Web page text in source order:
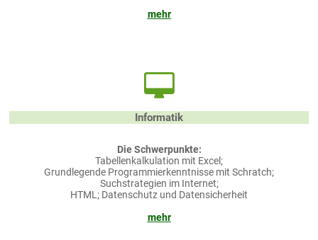
mehr
Informatik
Die Schwerpunkte:
Tabellenkalkulation mit Excel;
Grundlegende Programmierkenntnisse mit Schratch;
Suchstrategien im Internet;
HTML; Datenschutz und Datensicherheit
mehr